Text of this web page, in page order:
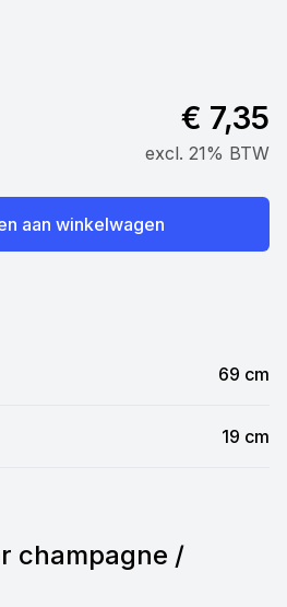
€ 7,35
excl. 21% BTW
aan winkelwagen
69 cm
19 cm
champagne /